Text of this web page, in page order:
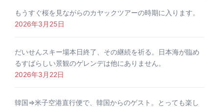
もうすぐ桜を見ながらのカヤックツアーの時期に入ります。
2026年3月25日
だいせんスキー場本日終了、その継続を祈る。日本海が臨め
るすばらしい景観のゲレンデは他にありません。
2026年3月22日
韓国⇒米子空港直行便で、韓国からのゲスト。とっても楽し